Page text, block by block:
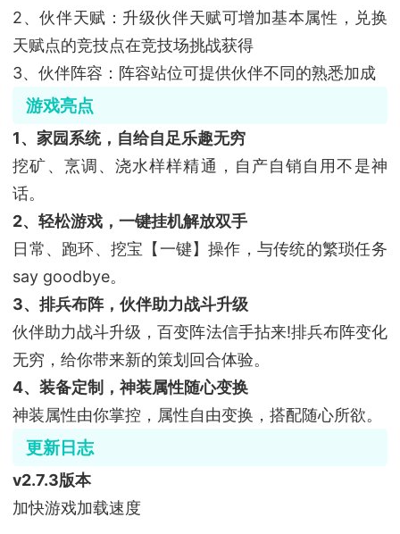
2、伙伴天赋：升级伙伴天赋可增加基本属性，兑换
天赋点的竞技点在竞技场挑战获得
3、伙伴阵容：阵容站位可提供伙伴不同的熟悉加成
游戏亮点
1、家园系统，自给自足乐趣无穷
挖矿、烹调、浇水样样精通，自产自销自用不是神
话。
2、轻松游戏，一键挂机解放双手
日常、跑环、挖宝【一键】操作，与传统的繁琐任务
say goodbye。
3、排兵布阵，伙伴助力战斗升级
伙伴助力战斗升级，百变阵法信手拈来!排兵布阵变化
无穷，给你带来新的策划回合体验。
4、装备定制，神装属性随心变换
神装属性由你掌控，属性自由变换，搭配随心所欲。
更新日志
v2.7.3版本
加快游戏加载速度